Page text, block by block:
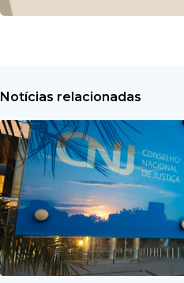
Notícias relacionadas